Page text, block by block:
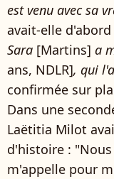
est venu avec sa
avait-elle
Sara [Martins] a
ans, NDLR], qui
confirmée sur
Dans une
Laëtitia Milot
d'histoire :
m'appelle pour